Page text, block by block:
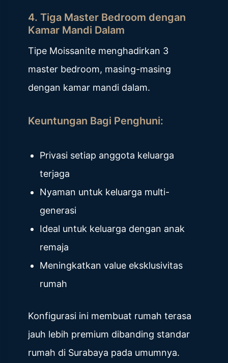
4. Tiga Master Bedroom dengan
Kamar Mandi Dalam
Tipe Moissanite menghadirkan 3
master bedroom, masing-masing
dengan kamar mandi dalam.
Keuntungan Bagi Penghuni:
Privasi setiap anggota keluarga
terjaga
Nyaman untuk keluarga multi-
generasi
Ideal untuk keluarga dengan anak
remaja
Meningkatkan value eksklusivitas
rumah
Konfigurasi ini membuat rumah terasa
jauh lebih premium dibanding standar
rumah di Surabaya pada umumnya.